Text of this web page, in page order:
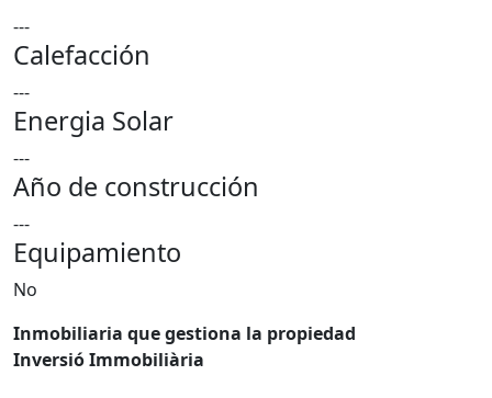
---
Calefacción
---
Energia Solar
---
Año de construcción
---
Equipamiento
No
Inmobiliaria que gestiona la propiedad
Inversió Immobiliària